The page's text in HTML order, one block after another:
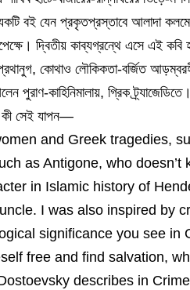
বই যেন প্রকৃতপ্রস্তাবে আলাদা
দ্বিতীয় কাব্যগ্রন্থে এসে এই কবি
কোথাও লৌকিকতা-বর্জিত
কাহিনিমালায়, গ্রিক ট্র্যাজেডিতে।
কী সেই যাপন—
and Greek tragedies,
as Antigone, who
in Islamic history of
I was also inspired by
significance you see in
free and find salvation,
describes in